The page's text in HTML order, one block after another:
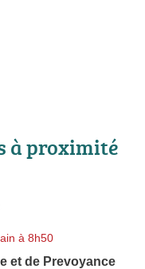
à proximité
à 8h50
et de Prevoyance